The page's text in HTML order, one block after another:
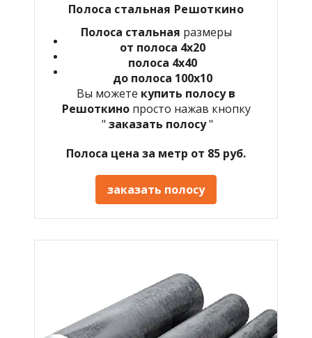
Полоса стальная Решоткино
Полоса стальная размеры
от полоса 4х20
полоса 4х40
до полоса 100х10
Вы можете купить полосу в
Решоткино просто нажав кнопку
" заказать полосу"
Полоса цена за метр от 85 руб.
заказать полосу